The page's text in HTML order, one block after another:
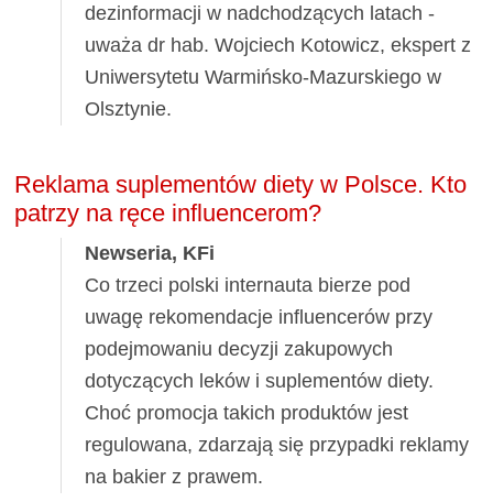
dezinformacji w nadchodzących latach -
uważa dr hab. Wojciech Kotowicz, ekspert z
Uniwersytetu Warmińsko-Mazurskiego w
Olsztynie.
Reklama suplementów diety w Polsce. Kto
patrzy na ręce influencerom?
Newseria, KFi
Co trzeci polski internauta bierze pod
uwagę rekomendacje influencerów przy
podejmowaniu decyzji zakupowych
dotyczących leków i suplementów diety.
Choć promocja takich produktów jest
regulowana, zdarzają się przypadki reklamy
na bakier z prawem.